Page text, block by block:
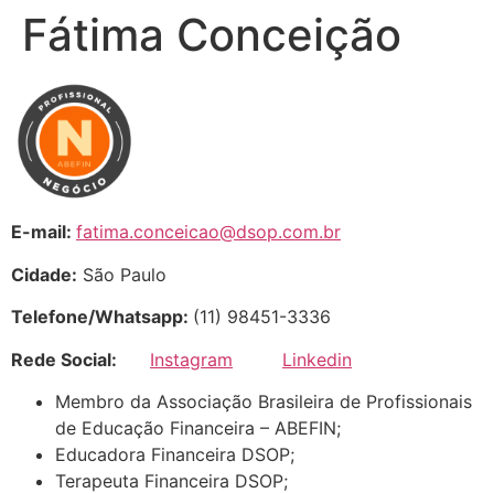
Fátima Conceição
E-mail: fatima.conceicao@dsop.com.br
Cidade: São Paulo
Telefone/Whatsapp: (11) 98451-3336
Rede Social:
Instagram
Linkedin
Membro da Associação Brasileira de Profissionais
de Educação Financeira – ABEFIN;
Educadora Financeira DSOP;
Terapeuta Financeira DSOP;